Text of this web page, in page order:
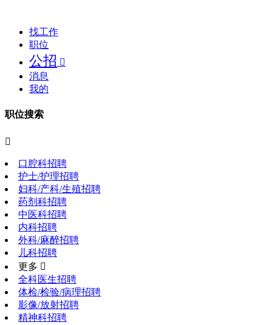
找工作
职位
公招 
消息
我的
职位搜索

口腔科招聘
护士/护理招聘
妇科/产科/生殖招聘
药剂科招聘
中医科招聘
内科招聘
外科/麻醉招聘
儿科招聘
更多 
全科医生招聘
体检/检验/病理招聘
影像/放射招聘
精神科招聘